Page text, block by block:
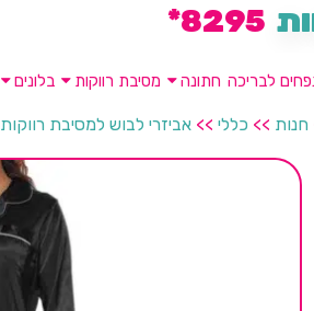
8295*
לבריכה חתונה מסיבת רווקות בלונים
חנות >> כללי >> אביזרי לבוש למסיבת רווקות